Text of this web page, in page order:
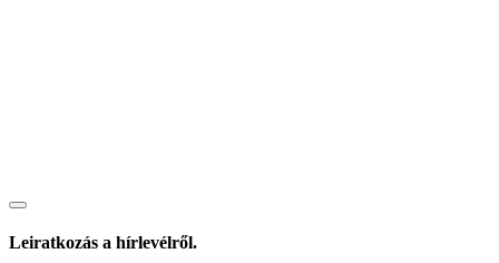
Leiratkozás a hírlevélről.